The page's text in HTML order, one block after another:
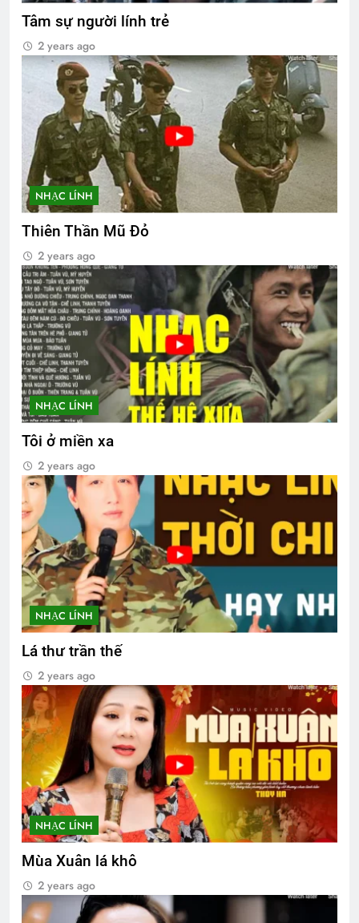
Tâm sự người lính trẻ
2 years ago
NHẠC LÍNH
Thiên Thần Mũ Đỏ
2 years ago
NHẠC LÍNH
Tôi ở miền xa
2 years ago
NHẠC LÍNH
Lá thư trần thế
2 years ago
NHẠC LÍNH
Mùa Xuân lá khô
2 years ago